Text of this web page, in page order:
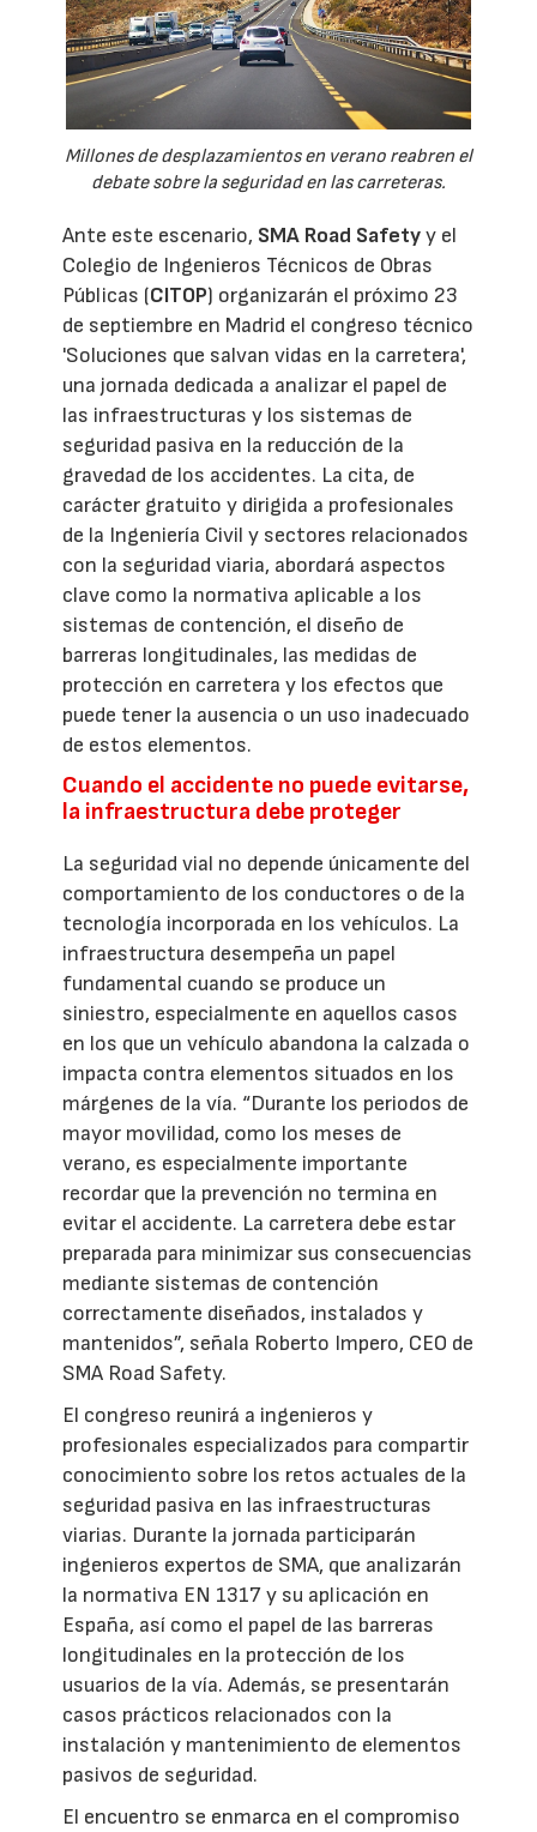
Millones de desplazamientos en verano reabren el
debate sobre la seguridad en las carreteras.
Ante este escenario, SMA Road Safetyy el
Colegio de Ingenieros Técnicos de Obras
Públicas (CITOP) organizarán el próximo 23
de septiembre en Madrid el congreso técnico
'Soluciones que salvan vidas en la carretera',
una jornada dedicada a analizar el papel de
las infraestructuras y los sistemas de
seguridad pasiva en la reducción de la
gravedad de los accidentes. La cita, de
carácter gratuito y dirigida a profesionales
de la Ingeniería Civil y sectores relacionados
con la seguridad viaria, abordará aspectos
clave como la normativa aplicable a los
sistemas de contención, el diseño de
barreras longitudinales, las medidas de
protección en carretera y los efectos que
puede tener la ausencia o un uso inadecuado
de estos elementos.
Cuando el accidente no puede evitarse,
la infraestructura debe proteger
La seguridad vial no depende únicamente del
comportamiento de los conductores o de la
tecnología incorporada en los vehículos. La
infraestructura desempeña un papel
fundamental cuando se produce un
siniestro, especialmente en aquellos casos
en los que un vehículo abandona la calzada o
impacta contra elementos situados en los
márgenes de la vía. “Durante los periodos de
mayor movilidad, como los meses de
verano, es especialmente importante
recordar que la prevención no termina en
evitar el accidente. La carretera debe estar
preparada para minimizar sus consecuencias
mediante sistemas de contención
correctamente diseñados, instalados y
mantenidos”, señala Roberto Impero, CEO de
SMA Road Safety.
El congreso reunirá a ingenieros y
profesionales especializados para compartir
conocimiento sobre los retos actuales de la
seguridad pasiva en las infraestructuras
viarias. Durante la jornada participarán
ingenieros expertos de SMA, que analizarán
la normativa EN 1317 y su aplicación en
España, así como el papel de las barreras
longitudinales en la protección de los
usuarios de la vía. Además, se presentarán
casos prácticos relacionados con la
instalación y mantenimiento de elementos
pasivos de seguridad.
El encuentro se enmarca en el compromiso